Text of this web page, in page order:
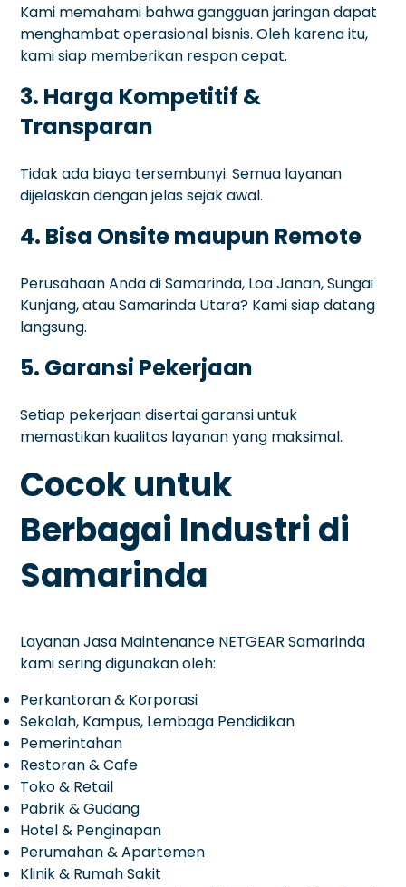
Kami memahami bahwa gangguan jaringan dapat
menghambat operasional bisnis. Oleh karena itu,
kami siap memberikan respon cepat.
3. Harga Kompetitif &
Transparan
Tidak ada biaya tersembunyi. Semua layanan
dijelaskan dengan jelas sejak awal.
4. Bisa Onsite maupun Remote
Perusahaan Anda di Samarinda, Loa Janan, Sungai
Kunjang, atau Samarinda Utara? Kami siap datang
langsung.
5. Garansi Pekerjaan
Setiap pekerjaan disertai garansi untuk
memastikan kualitas layanan yang maksimal.
Cocok untuk
Berbagai Industri di
Samarinda
Layanan Jasa Maintenance NETGEAR Samarinda
kami sering digunakan oleh:
Perkantoran & Korporasi
Sekolah, Kampus, Lembaga Pendidikan
Pemerintahan
Restoran & Cafe
Toko & Retail
Pabrik & Gudang
Hotel & Penginapan
Perumahan & Apartemen
Klinik & Rumah Sakit